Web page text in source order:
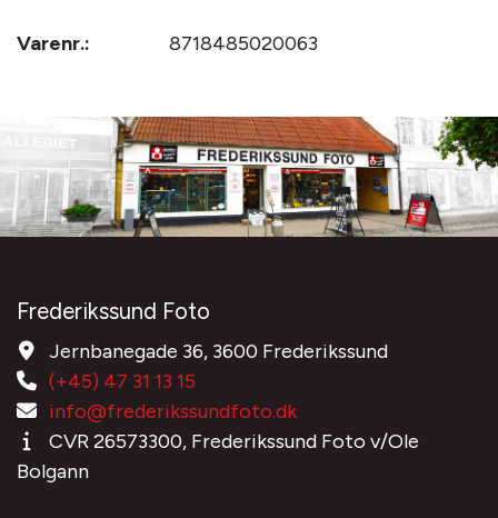
Varenr.: 8718485020063
Frederikssund Foto
Jernbanegade 36, 3600 Frederikssund
(+45) 47 31 13 15
info@frederikssundfoto.dk
CVR 26573300, Frederikssund Foto v/Ole
Bolgann